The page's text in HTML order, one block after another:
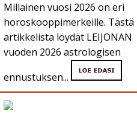
Millainen vuosi 2026 on eri
horoskooppimerkeille. Tästä
artikkelista löydät LEIJONAN
vuoden 2026 astrologisen
ennustuksen...